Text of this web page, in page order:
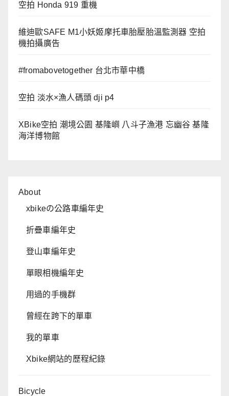
空拍 Honda 919 重機
維迪歐SAFE M1小妖姬摩托車胎壓胎溫監測器 空拍
機拍攝廣告
#fromabovetogether 台北市華中橋
空拍 淡水×漁人碼頭 dji p4
XBike空拍 潮境公園 基隆嶼 八斗子漁港 忘幽谷 基隆
海洋博物館
About
xbikeの公路車編年史
折疊車編年史
登山車編年史
單眼相機編年史
用過的手機群
曾經在跨下的單車
我的單車
Xbike網站的歷程紀錄
Bicycle